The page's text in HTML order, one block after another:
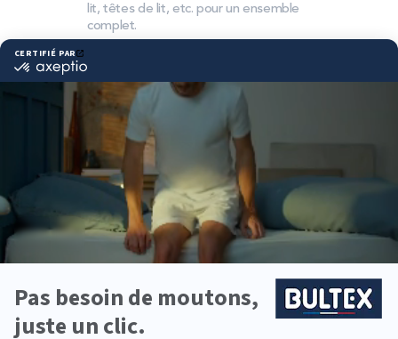
lit, têtes de lit, etc. pour un ensemble
complet.
Pourquoi choisir Bultex
comme literie ?
Bultex est l’une des marques les plus présentes
dans les foyers français*. Son savoir‑faire en
mousse haute résilience et ses technologies
exclusives assurent un confort durable.
Chaque dormeur a ses préférences. Nos
différentes fermetés, associées au bon sommier,
permettent d’obtenir un soutien cohérent et un
alignement précis de la colonne.
Vous équipez toute la famille ? Les collections
Bultex couvrent les besoins des enfants, des ados
et des adultes, pour des nuits sereines à tous les
âges.
*Marque la plus détenue : 18 599 personnes
interrogées de février 2019 à mars 2025. Institut